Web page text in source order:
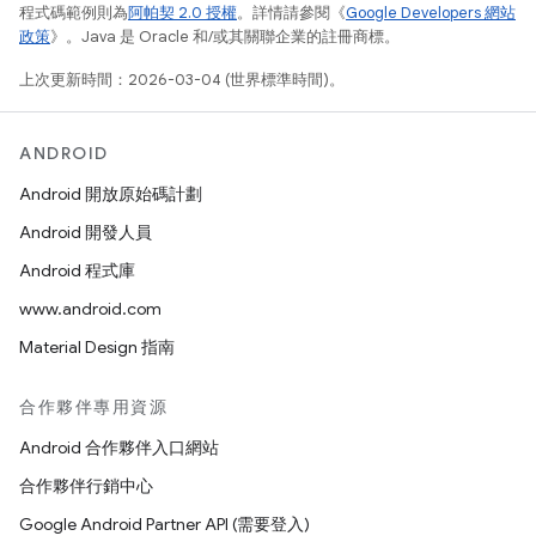
程式碼範例則為阿帕契 2.0 授權。詳情請參閱《Google Developers 網站
政策》。Java 是 Oracle 和/或其關聯企業的註冊商標。
上次更新時間：2026-03-04 (世界標準時間)。
ANDROID
Android 開放原始碼計劃
Android 開發人員
Android 程式庫
www.android.com
Material Design 指南
合作夥伴專用資源
Android 合作夥伴入口網站
合作夥伴行銷中心
Google Android Partner API (需要登入)